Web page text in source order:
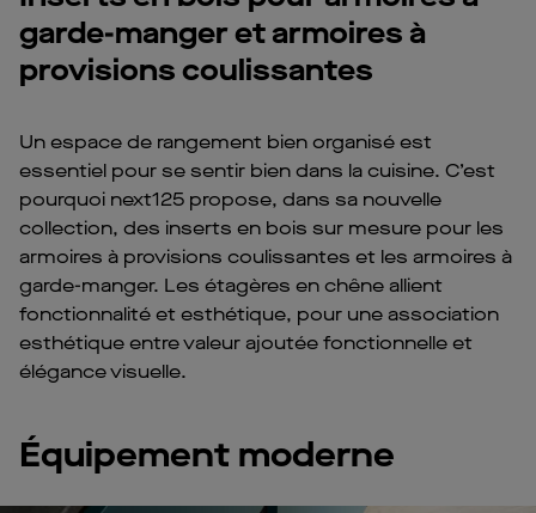
garde-manger et armoires à
provisions coulissantes
Un espace de rangement bien organisé est
essentiel pour se sentir bien dans la cuisine. C’est
pourquoi next125 propose, dans sa nouvelle
collection, des inserts en bois sur mesure pour les
armoires à provisions coulissantes et les armoires à
garde-manger. Les étagères en chêne allient
fonctionnalité et esthétique, pour une association
esthétique entre valeur ajoutée fonctionnelle et
élégance visuelle.
Équipement moderne